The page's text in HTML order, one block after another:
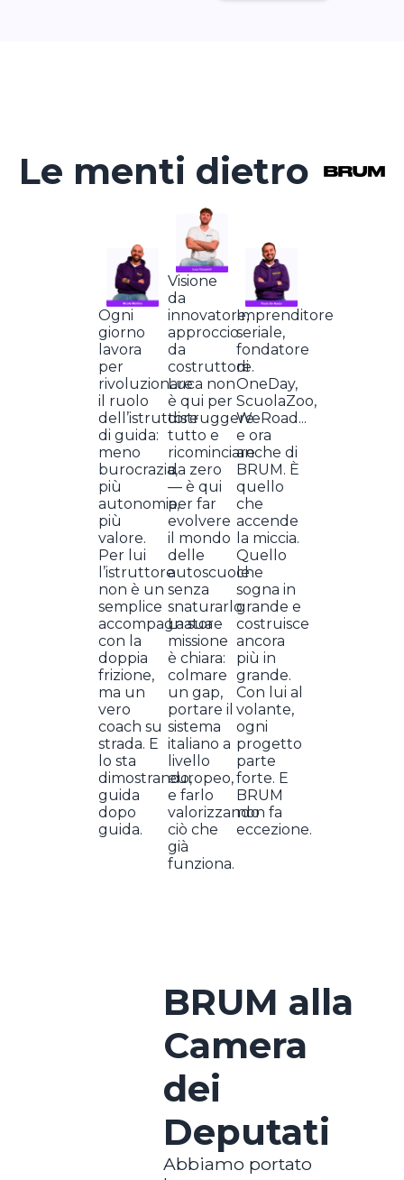
Le menti dietro
Ogni
giorno
lavora
per
rivoluzionare
il ruolo
dell’istruttore
di guida:
meno
burocrazia,
più
autonomia,
più
valore.
Per lui
l’istruttore
non è un
semplice
accompagnatore
con la
doppia
frizione,
ma un
vero
coach su
strada. E
lo sta
dimostrando,
guida
dopo
guida.
Visione
da
innovatore,
approccio
da
costruttore.
Luca non
è qui per
distruggere
tutto e
ricominciare
da zero
— è qui
per far
evolvere
il mondo
delle
autoscuole
senza
snaturarlo.
La sua
missione
è chiara:
colmare
un gap,
portare il
sistema
italiano a
livello
europeo,
e farlo
valorizzando
ciò che
già
funziona.
Imprenditore
seriale,
fondatore
di
OneDay,
ScuolaZoo,
WeRoad...
e ora
anche di
BRUM. È
quello
che
accende
la miccia.
Quello
che
sogna in
grande e
costruisce
ancora
più in
grande.
Con lui al
volante,
ogni
progetto
parte
forte. E
BRUM
non fa
eccezione.
BRUM alla
Camera
dei
Deputati
Abbiamo portato